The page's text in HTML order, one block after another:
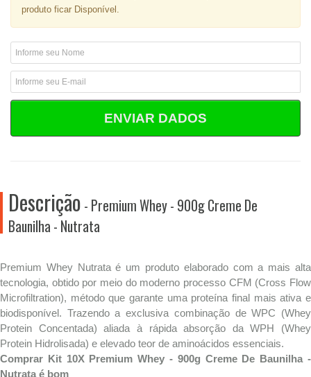
produto ficar Disponível.
ENVIAR DADOS
Descrição - Premium Whey - 900g Creme De
Baunilha - Nutrata
Premium Whey Nutrata é um produto elaborado com a mais alta
tecnologia, obtido por meio do moderno processo CFM (Cross Flow
Microfiltration), método que garante uma proteína final mais ativa e
biodisponível. Trazendo a exclusiva combinação de WPC (Whey
Protein Concentada) aliada à rápida absorção da WPH (Whey
Protein Hidrolisada) e elevado teor de aminoácidos essenciais.
Comprar Kit 10X Premium Whey - 900g Creme De Baunilha -
Nutrata é bom